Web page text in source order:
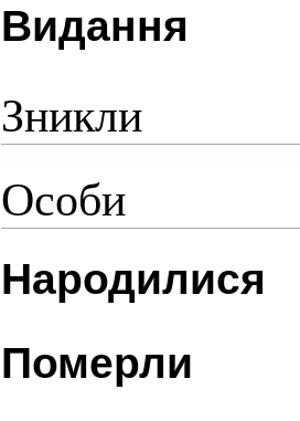
Видання
Зникли
Особи
Народилися
Померли